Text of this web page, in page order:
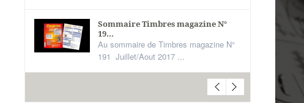
Sommaire Timbres magazine N°
19...
Au sommaire de Timbres magazine N°
191 Juillet/Aout 2017 ...